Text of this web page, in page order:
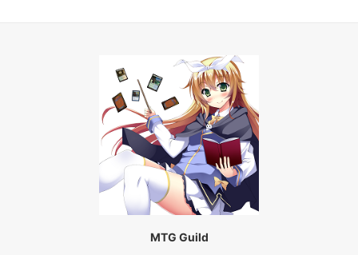
MTG Guild